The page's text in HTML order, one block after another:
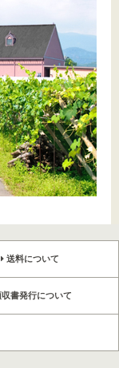
送料について
書発行について